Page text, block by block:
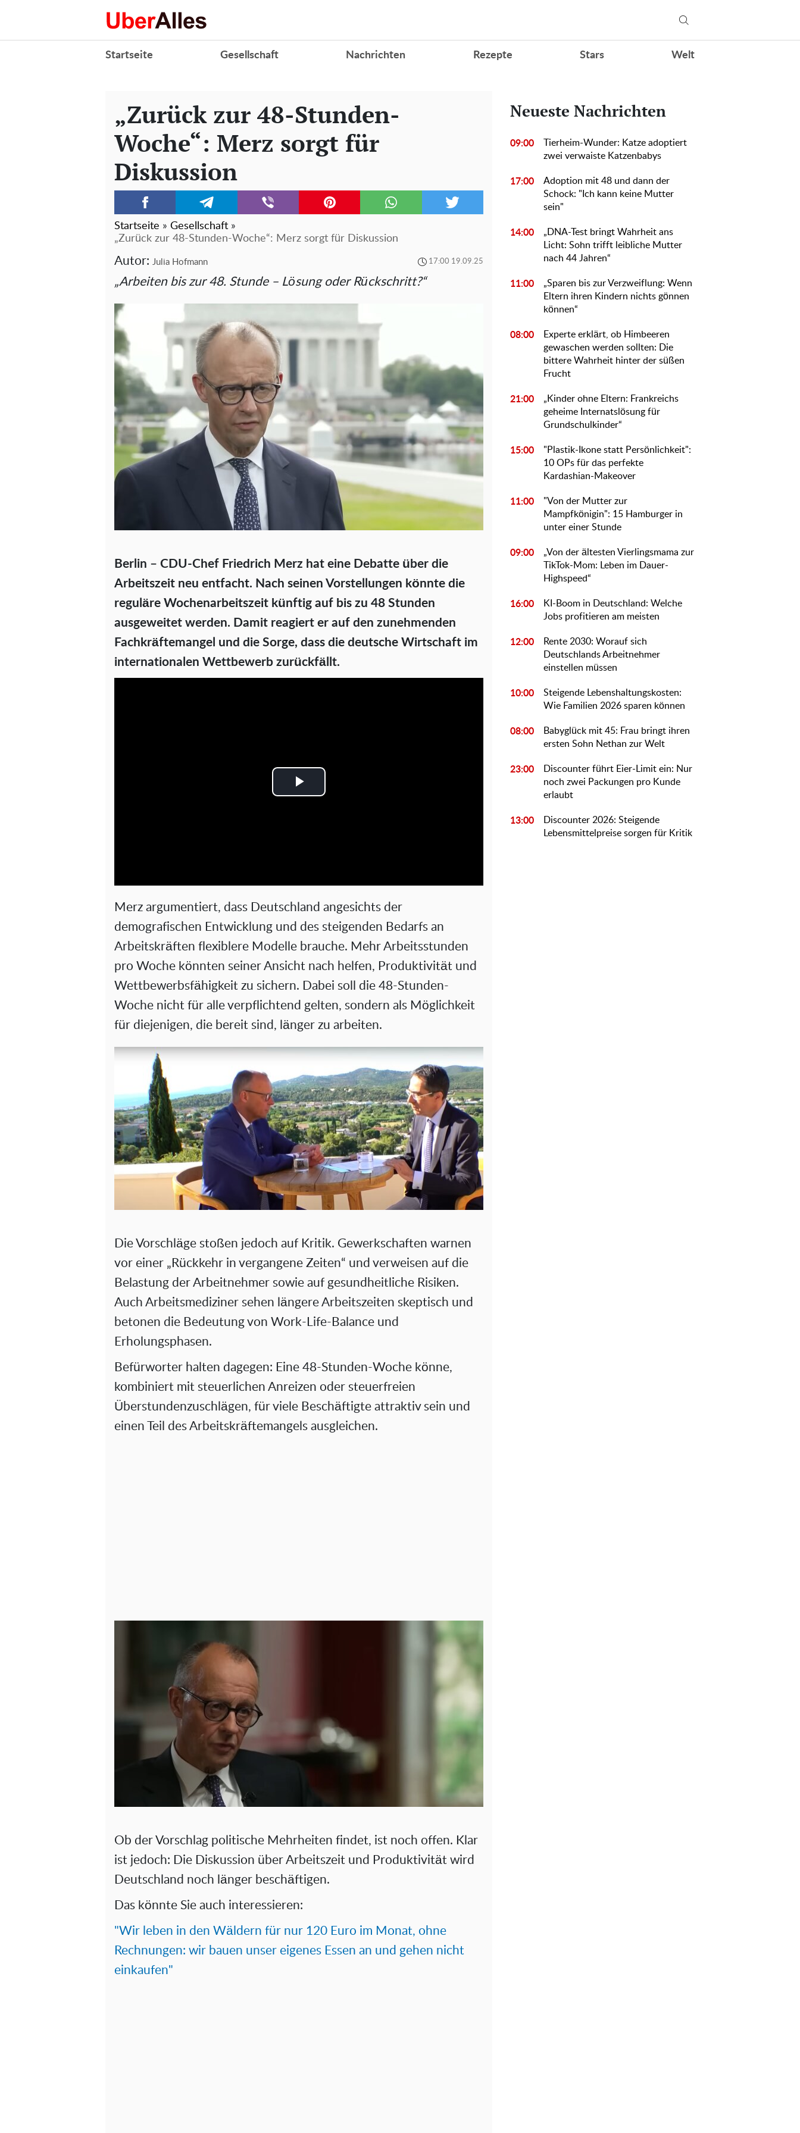
Startseite Gesellschaft Nachrichten Rezepte Stars Welt
„Zurück zur 48-Stunden-
Woche“: Merz sorgt für
Diskussion
Startseite » Gesellschaft »
„Zurück zur 48-Stunden-Woche“: Merz sorgt für Diskussion
Autor: Julia Hofmann 17:00 19.09.25
„Arbeiten bis zur 48. Stunde – Lösung oder Rückschritt?“
Berlin – CDU-Chef Friedrich Merz hat eine Debatte über die
Arbeitszeit neu entfacht. Nach seinen Vorstellungen könnte die
reguläre Wochenarbeitszeit künftig auf bis zu 48 Stunden
ausgeweitet werden. Damit reagiert er auf den zunehmenden
Fachkräftemangel und die Sorge, dass die deutsche Wirtschaft im
internationalen Wettbewerb zurückfällt.
P
V
i
d
e
o
Merz argumentiert, dass Deutschland angesichts der
demografischen Entwicklung und des steigenden Bedarfs an
Arbeitskräften flexiblere Modelle brauche. Mehr Arbeitsstunden
pro Woche könnten seiner Ansicht nach helfen, Produktivität und
Wettbewerbsfähigkeit zu sichern. Dabei soll die 48-Stunden-
Woche nicht für alle verpflichtend gelten, sondern als Möglichkeit
für diejenigen, die bereit sind, länger zu arbeiten.
Die Vorschläge stoßen jedoch auf Kritik. Gewerkschaften warnen
vor einer „Rückkehr in vergangene Zeiten“ und verweisen auf die
Belastung der Arbeitnehmer sowie auf gesundheitliche Risiken.
Auch Arbeitsmediziner sehen längere Arbeitszeiten skeptisch und
betonen die Bedeutung von Work-Life-Balance und
Erholungsphasen.
Befürworter halten dagegen: Eine 48-Stunden-Woche könne,
kombiniert mit steuerlichen Anreizen oder steuerfreien
Überstundenzuschlägen, für viele Beschäftigte attraktiv sein und
einen Teil des Arbeitskräftemangels ausgleichen.
Ob der Vorschlag politische Mehrheiten findet, ist noch offen. Klar
ist jedoch: Die Diskussion über Arbeitszeit und Produktivität wird
Deutschland noch länger beschäftigen.
Das könnte Sie auch interessieren:
"Wir leben in den Wäldern für nur 120 Euro im Monat, ohne
Rechnungen: wir bauen unser eigenes Essen an und gehen nicht
einkaufen"
Neueste Nachrichten
09:00
Tierheim-Wunder: Katze adoptiert
zwei verwaiste Katzenbabys
17:00
Adoption mit 48 und dann der
Schock: "Ich kann keine Mutter
sein"
14:00
„DNA-Test bringt Wahrheit ans
Licht: Sohn trifft leibliche Mutter
nach 44 Jahren“
11:00
„Sparen bis zur Verzweiflung: Wenn
Eltern ihren Kindern nichts gönnen
können“
08:00
Experte erklärt, ob Himbeeren
gewaschen werden sollten: Die
bittere Wahrheit hinter der süßen
Frucht
21:00
„Kinder ohne Eltern: Frankreichs
geheime Internatslösung für
Grundschulkinder“
15:00
"Plastik-Ikone statt Persönlichkeit":
10 OPs für das perfekte
Kardashian-Makeover
11:00
"Von der Mutter zur
Mampfkönigin": 15 Hamburger in
unter einer Stunde
09:00
„Von der ältesten Vierlingsmama zur
TikTok-Mom: Leben im Dauer-
Highspeed“
16:00
KI-Boom in Deutschland: Welche
Jobs profitieren am meisten
12:00
Rente 2030: Worauf sich
Deutschlands Arbeitnehmer
einstellen müssen
10:00
Steigende Lebenshaltungskosten:
Wie Familien 2026 sparen können
08:00
Babyglück mit 45: Frau bringt ihren
ersten Sohn Nethan zur Welt
23:00
Discounter führt Eier-Limit ein: Nur
noch zwei Packungen pro Kunde
erlaubt
13:00
Discounter 2026: Steigende
Lebensmittelpreise sorgen für Kritik